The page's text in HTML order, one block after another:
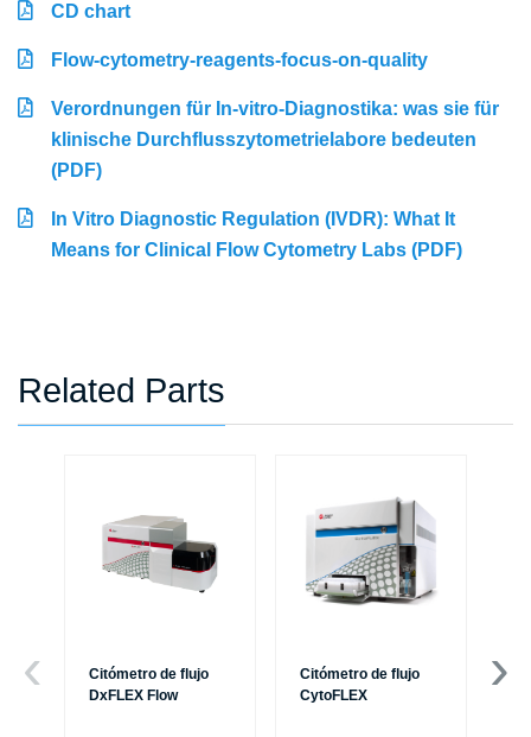
CD chart
Flow-cytometry-reagents-focus-on-quality
Verordnungen für In-vitro-Diagnostika: was sie für
klinische Durchflusszytometrielabore bedeuten
(PDF)
In Vitro Diagnostic Regulation (IVDR): What It
Means for Clinical Flow Cytometry Labs (PDF)
Related Parts
Citómetro de flujo
DxFLEX Flow
Citómetro de flujo
CytoFLEX